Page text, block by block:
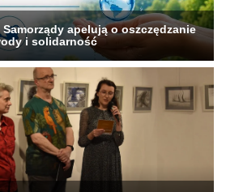
Samorządy apelują o oszczędzanie
i solidarność